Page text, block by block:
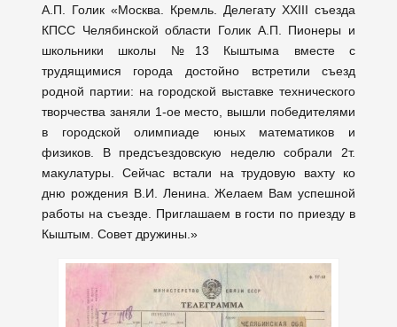
А.П. Голик «Москва. Кремль. Делегату XXIII съезда
КПСС Челябинской области Голик А.П. Пионеры и
школьники школы №13 Кыштыма вместе с
трудящимися города достойно встретили съезд
родной партии: на городской выставке технического
творчества заняли 1-ое место, вышли победителями
в городской олимпиаде юных математиков и
физиков. В предсъездовскую неделю собрали 2т.
макулатуры. Сейчас встали на трудовую вахту ко
дню рождения В.И. Ленина. Желаем Вам успешной
работы на съезде. Приглашаем в гости по приезду в
Кыштым. Совет дружины.»